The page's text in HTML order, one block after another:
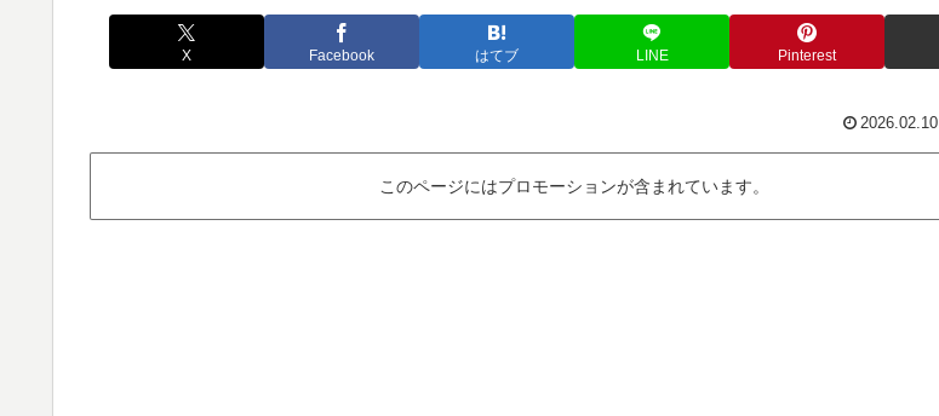
X Facebook はてブ LINE Pinterest
2026.02.10
このページにはプロモーションが含まれています。